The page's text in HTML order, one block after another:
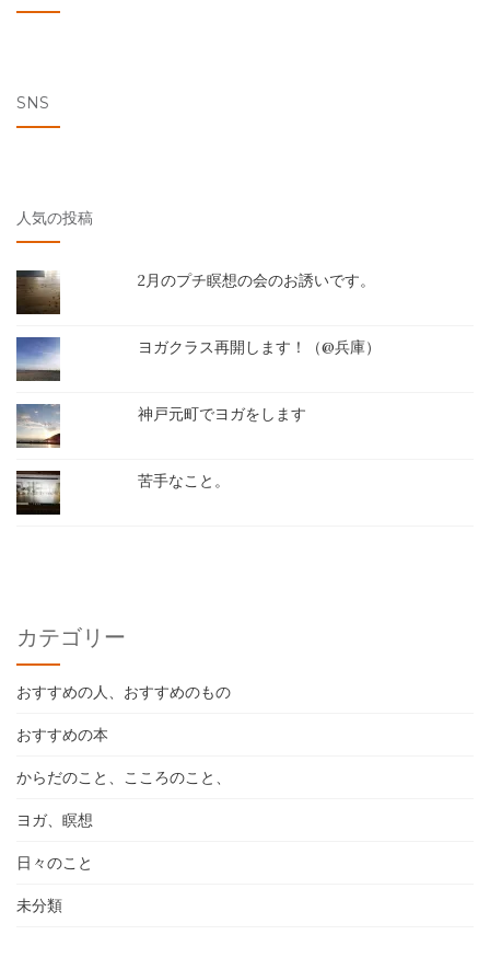
SNS
人気の投稿
2月のプチ瞑想の会のお誘いです。
ヨガクラス再開します！（@兵庫）
神戸元町でヨガをします
苦手なこと。
カテゴリー
おすすめの人、おすすめのもの
おすすめの本
からだのこと、こころのこと、
ヨガ、瞑想
日々のこと
未分類